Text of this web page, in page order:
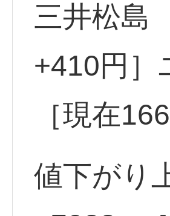
三井松
+410円
［現在
値下がり